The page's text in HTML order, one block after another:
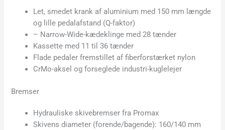
Let, smedet krank af aluminium med 150 mm længde
og lille pedalafstand (Q-faktor)
– Narrow-Wide-kædeklinge med 28 tænder
Kassette med 11 til 36 tænder
Flade pedaler fremstillet af fiberforstærket nylon
CrMo-aksel og forseglede industri-kuglelejer
Bremser
Hydrauliske skivebremser fra Promax
Skivens diameter (forende/bagende): 160/140 mm